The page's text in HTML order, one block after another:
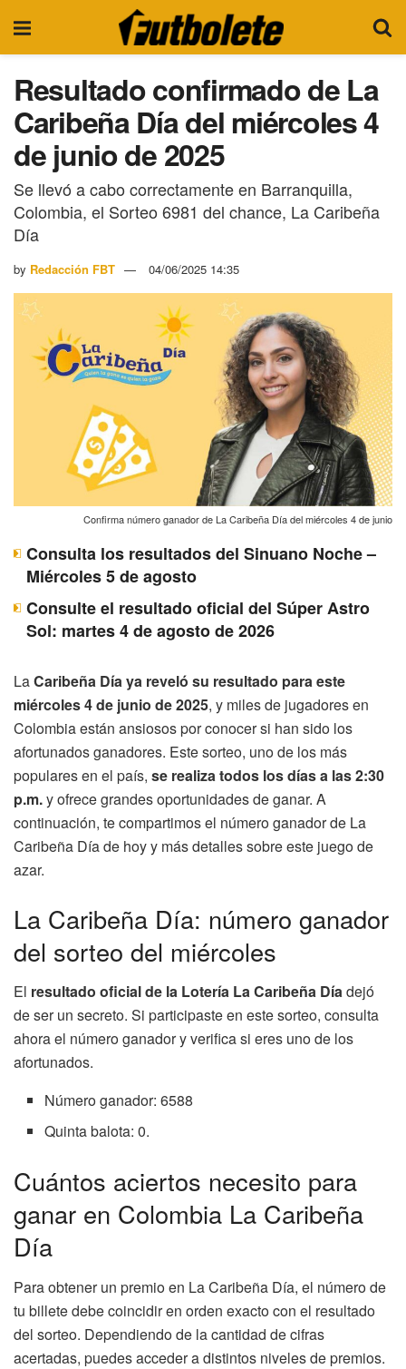
Resultado confirmado de La
Caribeña Día del miércoles 4
de junio de 2025
Se llevó a cabo correctamente en Barranquilla,
Colombia, el Sorteo 6981 del chance, La Caribeña
Día
by Redacción FBT 04/06/2025 14:35
Confirma número ganador de La Caribeña Día del miércoles 4 de junio
Consulta los resultados del Sinuano Noche –
Miércoles 5 de agosto
Consulte el resultado oficial del Súper Astro
Sol: martes 4 de agosto de 2026
LaCaribeña Día ya reveló su resultado para este
miércoles 4 de junio de 2025, y miles de jugadores en
Colombia están ansiosos por conocer si han sido los
afortunados ganadores. Este sorteo, uno de los más
populares en el país, se realiza todos los días a las 2:30
p.m.y ofrece grandes oportunidades de ganar. A
continuación, te compartimos el número ganador de La
Caribeña Día de hoy y más detalles sobre este juego de
azar.
La Caribeña Día: número ganador
del sorteo del miércoles
El resultado oficial de la Lotería La Caribeña Díadejó
de ser un secreto. Si participaste en este sorteo, consulta
ahora el número ganador y verifica si eres uno de los
afortunados.
Número ganador: 6588
Quinta balota: 0.
Cuántos aciertos necesito para
ganar en Colombia La Caribeña
Día
Para obtener un premio en La Caribeña Día, el número de
tu billete debe coincidir en orden exacto con el resultado
del sorteo. Dependiendo de la cantidad de cifras
acertadas, puedes acceder a distintos niveles de premios.